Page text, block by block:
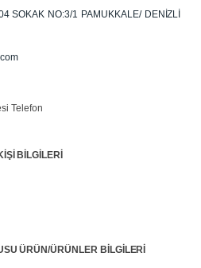
SOKAK NO:3/1 PAMUKKALE/ DENİZLİ
Telefon
BİLGİLERİ
ÜRÜN/ÜRÜNLER BİLGİLERİ